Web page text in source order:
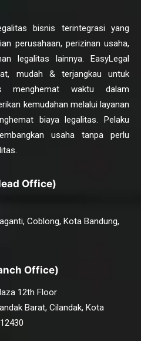
bisnis terintegrasi yang
perusahaan, perizinan usaha,
legalitas lainnya. EasyLegal
mudah & terjangkau untuk
menghemat waktu dalam
kemudahan melalui layanan
biaya legalitas. Pelaku
usaha tanpa perlu
Office)
Coblong, Kota Bandung,
Office)
12th Floor
Barat, Cilandak, Kota